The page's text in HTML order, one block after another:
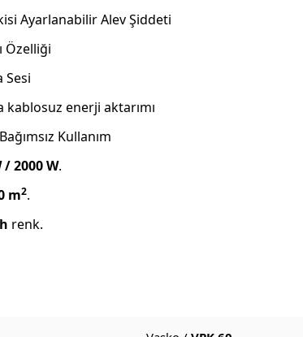
Ayarlanabilir Alev Şiddeti
Özelliği
Sesi
enerji aktarımı
Kullanım
/ 2000 W.
m2.
renk.